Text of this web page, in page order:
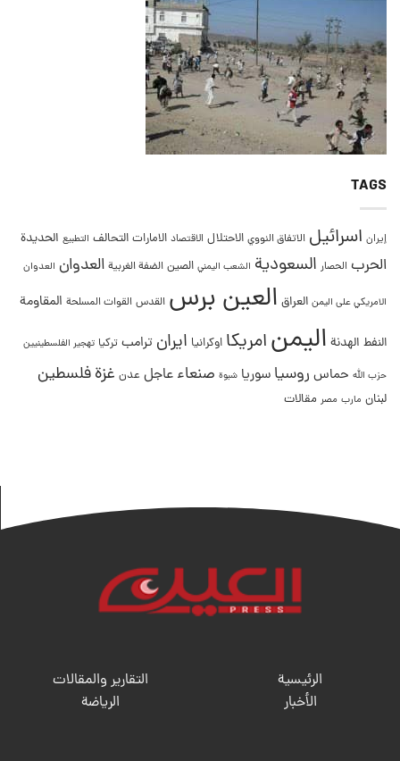
TAGS
إيران اسرائيل الاتفاق النووي الاحتلال الاقتصاد الامارات التحالف التطبيع الحديدة
الحرب الحصار السعودية الشعب اليمني الصين الضفة الغربية العدوان العدوان
الامريكي على اليمن العراق العين برس القدس القوات المسلحة المقاومة
النفط الهدنة اليمنامريكا اوكرانيا ايران ترامب تركيا تهجير الفلسطينيين
حزب الله حماس روسيا سوريا شبوة صنعاء عاجل عدن غزةفلسطين
لبنان مارب مصر مقالات
الرئيسية
الأخبار
التقارير والمقالات
الریاضة